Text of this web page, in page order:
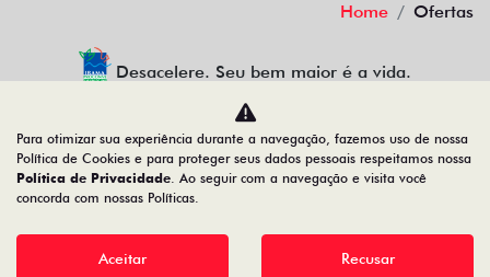
Home Ofertas
Desacelere. Seu bem maior é a vida.
GLOBO PLANALTO COM. DE VEICULOS LTDA
19.517.196/0001-14
Desenvolvido pela DEALERSPACE ® Direitos Reservados.
Para otimizar sua experiência durante a navegação, fazemos uso de nossa
Política de Cookies e para proteger seus dados pessoais respeitamos nossa
Política de Privacidade. Ao seguir com a navegação e visita você
concorda com nossas Políticas.
Aceitar Recusar